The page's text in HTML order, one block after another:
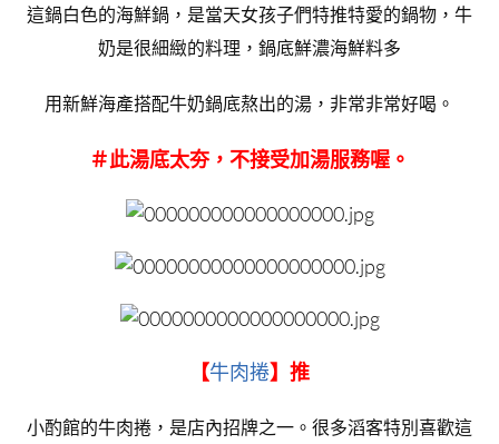
這鍋白色的海鮮鍋，是當天女孩子們特推特愛的鍋物，牛
奶是很細緻的料理，鍋底鮮濃海鮮料多
用新鮮海產搭配牛奶鍋底熬出的湯，非常非常好喝。
＃此湯底太夯，不接受加湯服務喔。
【牛肉捲】推
小酌館的牛肉捲，是店內招牌之一。很多滔客特別喜歡這